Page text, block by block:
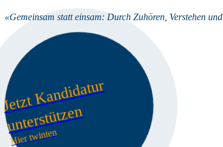
«Gemeinsam statt einsam: Durch Zuhören, Verstehen
J
et
zt
K
a
n
di
d
at
ur
u
nt
er
st
üt
z
e
n
Hier twinten